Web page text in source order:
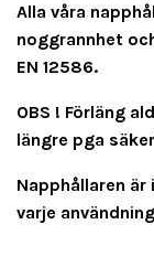
Alla våra
noggrannhet
EN 12586.
OBS ! Förläng
längre pga
Napphållaren
varje